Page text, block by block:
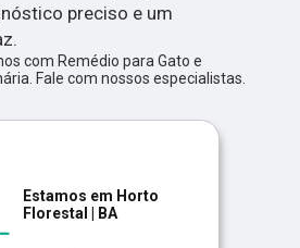
preciso e um
com Remédio para Gato e
Fale com nossos especialistas.
Estamos em Horto
Florestal | BA